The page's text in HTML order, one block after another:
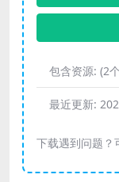
包含资源: (2
最近更新:
下载遇到问题？